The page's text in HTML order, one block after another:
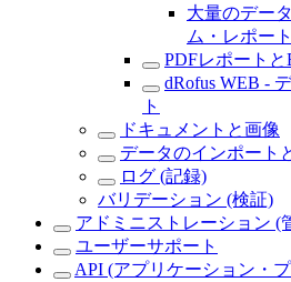
大量のデー
ム・レポート
PDFレポートと
dRofus WEB -
ト
ドキュメントと画像
データのインポート
ログ (記録)
バリデーション (検証)
アドミニストレーション (
ユーザーサポート
API (アプリケーション・